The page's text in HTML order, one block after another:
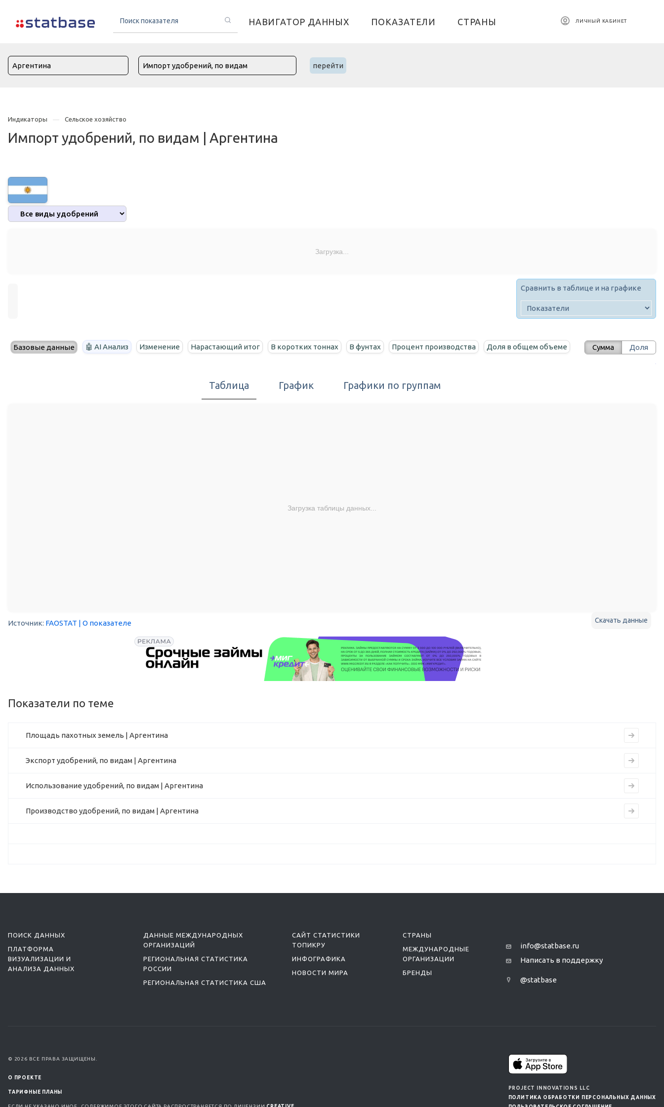
НАВИГАТОР ДАННЫХ ПОКАЗАТЕЛИ СТРАНЫ ЛИЧНЫЙ КАБИНЕТ
перейти
Индикаторы Сельское хозяйство
Импорт удобрений, по видам | Аргентина
Загрузка...
Сравнить в таблице и на графике
Базовые данные 🤖 AI Анализ Изменение Нарастающий итог В коротких тоннах В фунтах Процент производства Доля в общем объеме Сумма Доля
Таблица График Графики по группам
Загрузка таблицы данных...
Скачать данные
Источник: FAOSTAT | О показателе
Показатели по теме
Площадь пахотных земель | Аргентина
Экспорт удобрений, по видам | Аргентина
Использование удобрений, по видам | Аргентина
Производство удобрений, по видам | Аргентина
ПОИСК ДАННЫХ
ПЛАТФОРМА
ВИЗУАЛИЗАЦИИ И
АНАЛИЗА ДАННЫХ
ДАННЫЕ МЕЖДУНАРОДНЫХ
ОРГАНИЗАЦИЙ
РЕГИОНАЛЬНАЯ СТАТИСТИКА
РОССИИ
РЕГИОНАЛЬНАЯ СТАТИСТИКА США
САЙТ СТАТИСТИКИ
ТОПИКРУ
ИНФОГРАФИКА
НОВОСТИ МИРА
СТРАНЫ
МЕЖДУНАРОДНЫЕ
ОРГАНИЗАЦИИ
БРЕНДЫ
info@statbase.ru
Написать в поддержку
@statbase
PROJECT INNOVATIONS LLC
ПОЛИТИКА ОБРАБОТКИ ПЕРСОНАЛЬНЫХ ДАННЫХ
© 2026 ВСЕ ПРАВА ЗАЩИЩЕНЫ.
О ПРОЕКТЕ
ТАРИФНЫЕ ПЛАНЫ